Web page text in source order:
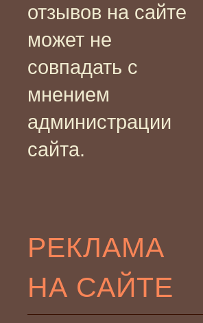
отзывов на сайте
может не
совпадать с
мнением
администрации
сайта.
РЕКЛАМА
НА САЙТЕ